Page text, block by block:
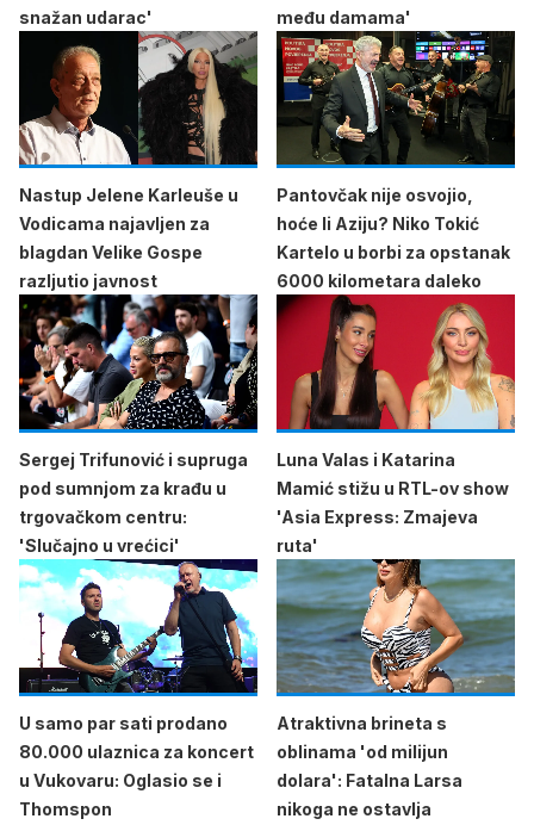
snažan udarac'
među damama'
Nastup Jelene Karleuše u
Vodicama najavljen za
blagdan Velike Gospe
razljutio javnost
Pantovčak nije osvojio,
hoće li Aziju? Niko Tokić
Kartelo u borbi za opstanak
6000 kilometara daleko
Sergej Trifunović i supruga
pod sumnjom za krađu u
trgovačkom centru:
'Slučajno u vrećici'
Luna Valas i Katarina
Mamić stižu u RTL-ov show
'Asia Express: Zmajeva
ruta'
U samo par sati prodano
80.000 ulaznica za koncert
u Vukovaru: Oglasio se i
Thomspon
Atraktivna brineta s
oblinama 'od milijun
dolara': Fatalna Larsa
nikoga ne ostavlja